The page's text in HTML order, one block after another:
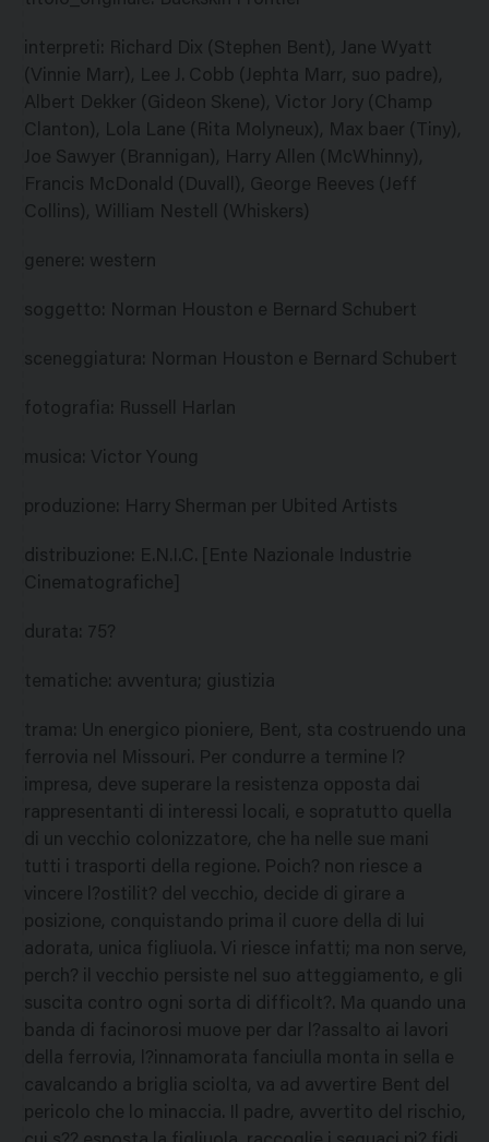
interpreti: Richard Dix (Stephen Bent), Jane Wyatt
(Vinnie Marr), Lee J. Cobb (Jephta Marr, suo padre),
Albert Dekker (Gideon Skene), Victor Jory (Champ
Clanton), Lola Lane (Rita Molyneux), Max baer (Tiny),
Joe Sawyer (Brannigan), Harry Allen (McWhinny),
Francis McDonald (Duvall), George Reeves (Jeff
Collins), William Nestell (Whiskers)
genere: western
soggetto: Norman Houston e Bernard Schubert
sceneggiatura: Norman Houston e Bernard Schubert
fotografia: Russell Harlan
musica: Victor Young
produzione: Harry Sherman per Ubited Artists
distribuzione: E.N.I.C. [Ente Nazionale Industrie
Cinematografiche]
durata: 75?
tematiche: avventura; giustizia
trama: Un energico pioniere, Bent, sta costruendo una
ferrovia nel Missouri. Per condurre a termine l?
impresa, deve superare la resistenza opposta dai
rappresentanti di interessi locali, e sopratutto quella
di un vecchio colonizzatore, che ha nelle sue mani
tutti i trasporti della regione. Poich? non riesce a
vincere l?ostilit? del vecchio, decide di girare a
posizione, conquistando prima il cuore della di lui
adorata, unica figliuola. Vi riesce infatti; ma non serve,
perch? il vecchio persiste nel suo atteggiamento, e gli
suscita contro ogni sorta di difficolt?. Ma quando una
banda di facinorosi muove per dar l?assalto ai lavori
della ferrovia, l?innamorata fanciulla monta in sella e
cavalcando a briglia sciolta, va ad avvertire Bent del
pericolo che lo minaccia. Il padre, avvertito del rischio,